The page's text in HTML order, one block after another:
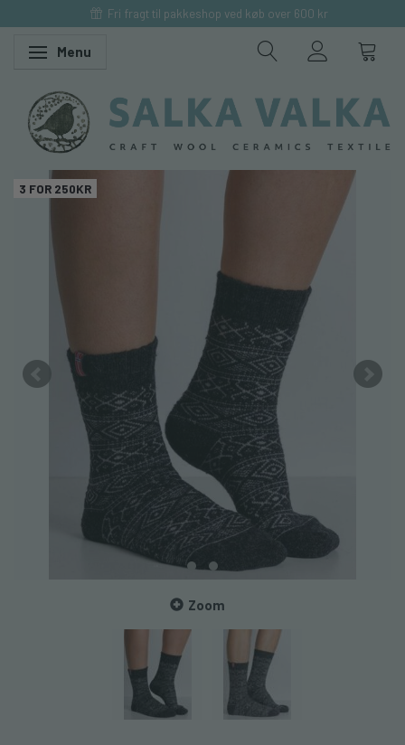
Fri fragt til pakkeshop ved køb over 600 kr
Skifte navigation
Menu
3 FOR 250KR
Zoom